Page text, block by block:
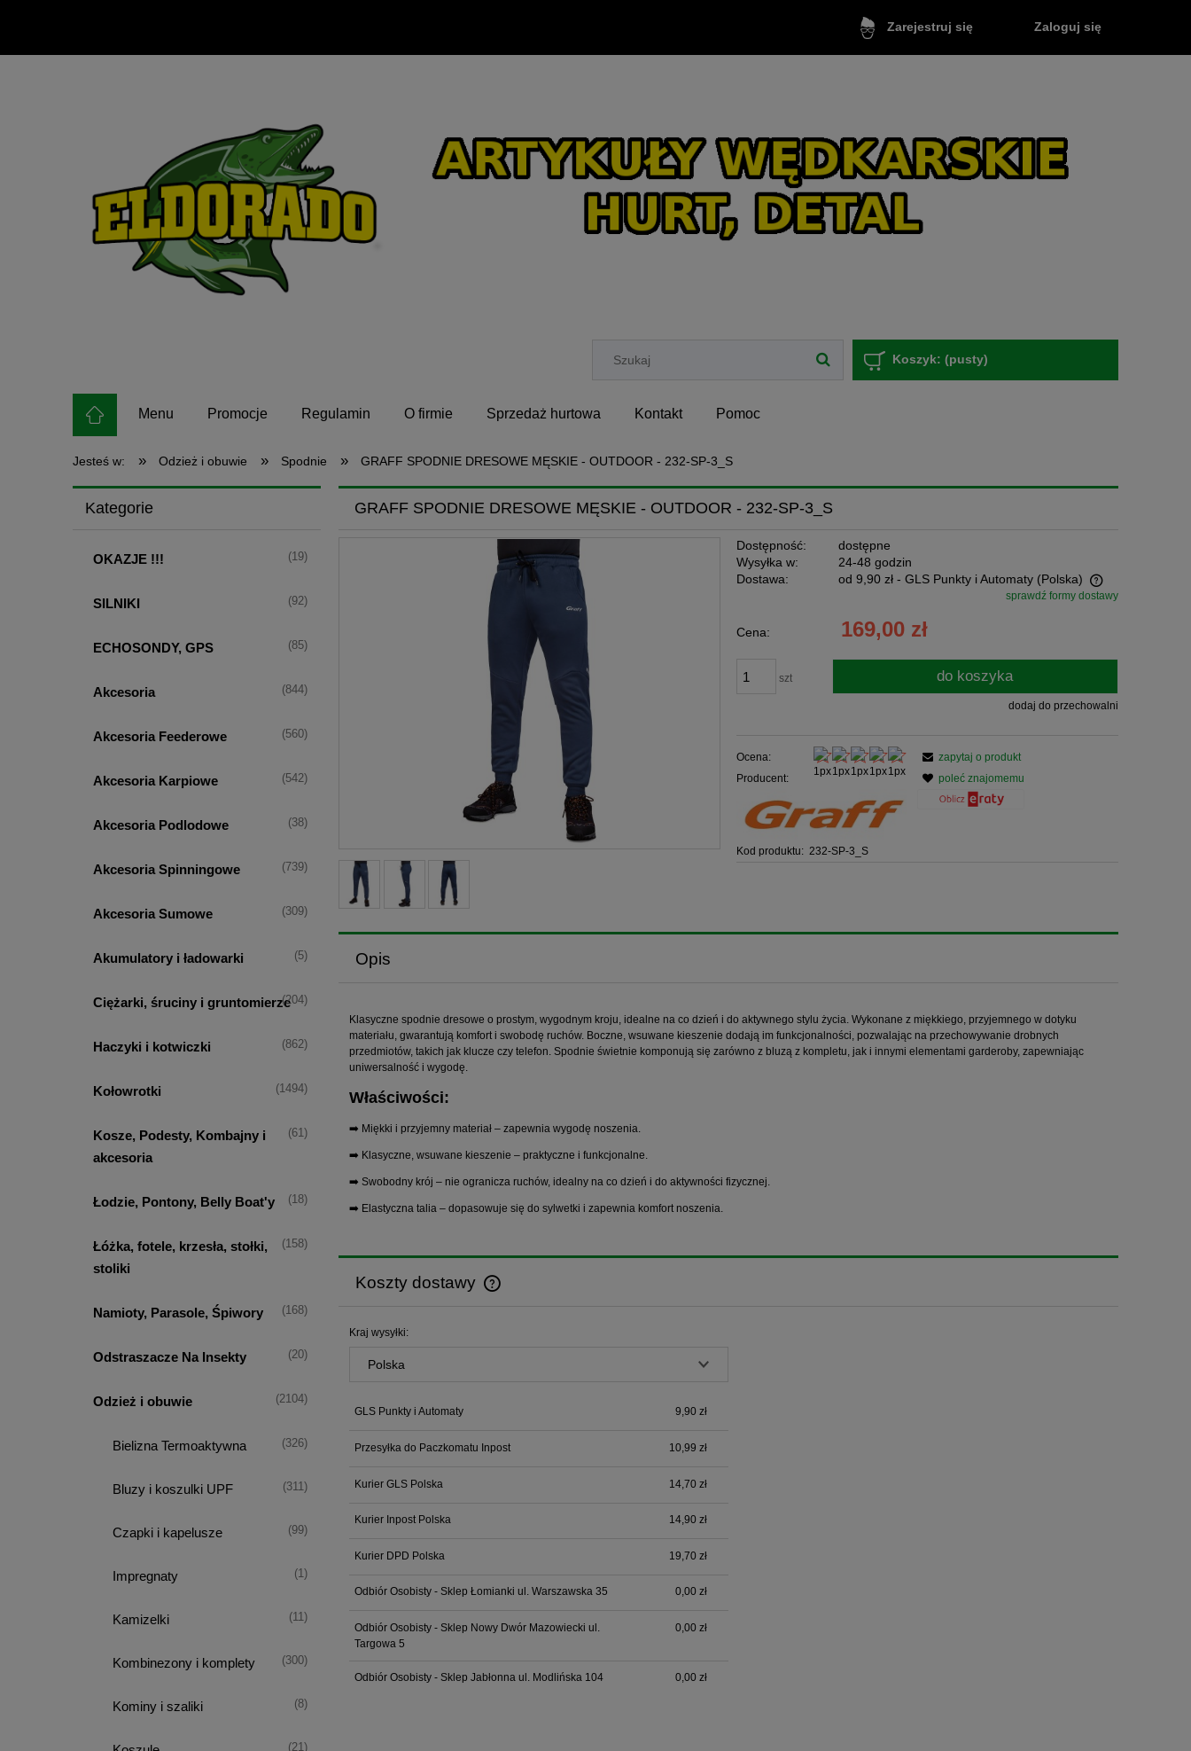
Zarejestruj się Zaloguj się
Koszyk: (pusty)
Menu Promocje Regulamin O firmie Sprzedaż hurtowa Kontakt Pomoc
Jesteś w: » Odzież i obuwie » Spodnie » GRAFF SPODNIE DRESOWE MĘSKIE - OUTDOOR - 232-SP-3_S
Kategorie
OKAZJE !!! (19)
SILNIKI (92)
ECHOSONDY, GPS (85)
Akcesoria (844)
Akcesoria Feederowe (560)
Akcesoria Karpiowe (542)
Akcesoria Podlodowe (38)
Akcesoria Spinningowe (739)
Akcesoria Sumowe (309)
Akumulatory i ładowarki (5)
Ciężarki, śruciny i gruntomierze(204)
Haczyki i kotwiczki (862)
Kołowrotki (1494)
Kosze, Podesty, Kombajny i
akcesoria
(61)
Łodzie, Pontony, Belly Boat'y (18)
Łóżka, fotele, krzesła, stołki,
stoliki
(158)
Namioty, Parasole, Śpiwory (168)
Odstraszacze Na Insekty (20)
Odzież i obuwie (2104)
Bielizna Termoaktywna (326)
Bluzy i koszulki UPF (311)
Czapki i kapelusze (99)
Impregnaty (1)
Kamizelki (11)
Kombinezony i komplety (300)
Kominy i szaliki (8)
(21)
GRAFF SPODNIE DRESOWE MĘSKIE - OUTDOOR - 232-SP-3_S
Dostępność:
dostępne
Wysyłka w:
24-48 godzin
Dostawa:
od 9,90 zł - GLS Punkty i Automaty (Polska)
Cena nie zawiera ewentualnych kosztów
płatności
sprawdź formy dostawy
Cena: 169,00 zł
szt do koszyka
dodaj do przechowalni
Ocena:
Producent:
Kod produktu: 232-SP-3_S
zapytaj o produkt
poleć znajomemu
Opis
Klasyczne spodnie dresowe o prostym, wygodnym kroju, idealne na co dzień i do aktywnego stylu życia. Wykonane z miękkiego, przyjemnego w dotyku
materiału, gwarantują komfort i swobodę ruchów. Boczne, wsuwane kieszenie dodają im funkcjonalności, pozwalając na przechowywanie drobnych
przedmiotów, takich jak klucze czy telefon. Spodnie świetnie komponują się zarówno z bluzą z kompletu, jak i innymi elementami garderoby, zapewniając
uniwersalność i wygodę.
Właściwości:
➡️ Miękki i przyjemny materiał – zapewnia wygodę noszenia.
➡️ Klasyczne, wsuwane kieszenie – praktyczne i funkcjonalne.
➡️ Swobodny krój – nie ogranicza ruchów, idealny na co dzień i do aktywności fizycznej.
➡️ Elastyczna talia – dopasowuje się do sylwetki i zapewnia komfort noszenia.
Koszty dostawy
Kraj wysyłki:
GLS Punkty i Automaty 9,90 zł
Przesyłka do Paczkomatu Inpost 10,99 zł
Kurier GLS Polska 14,70 zł
Kurier Inpost Polska 14,90 zł
Kurier DPD Polska 19,70 zł
Odbiór Osobisty - Sklep Łomianki ul. Warszawska 35 0,00 zł
Odbiór Osobisty - Sklep Nowy Dwór Mazowiecki ul.
Targowa 5
0,00 zł
Odbiór Osobisty - Sklep Jabłonna ul. Modlińska 104 0,00 zł